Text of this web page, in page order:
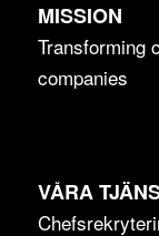
MISSION
Transforming
companies
VÅRA